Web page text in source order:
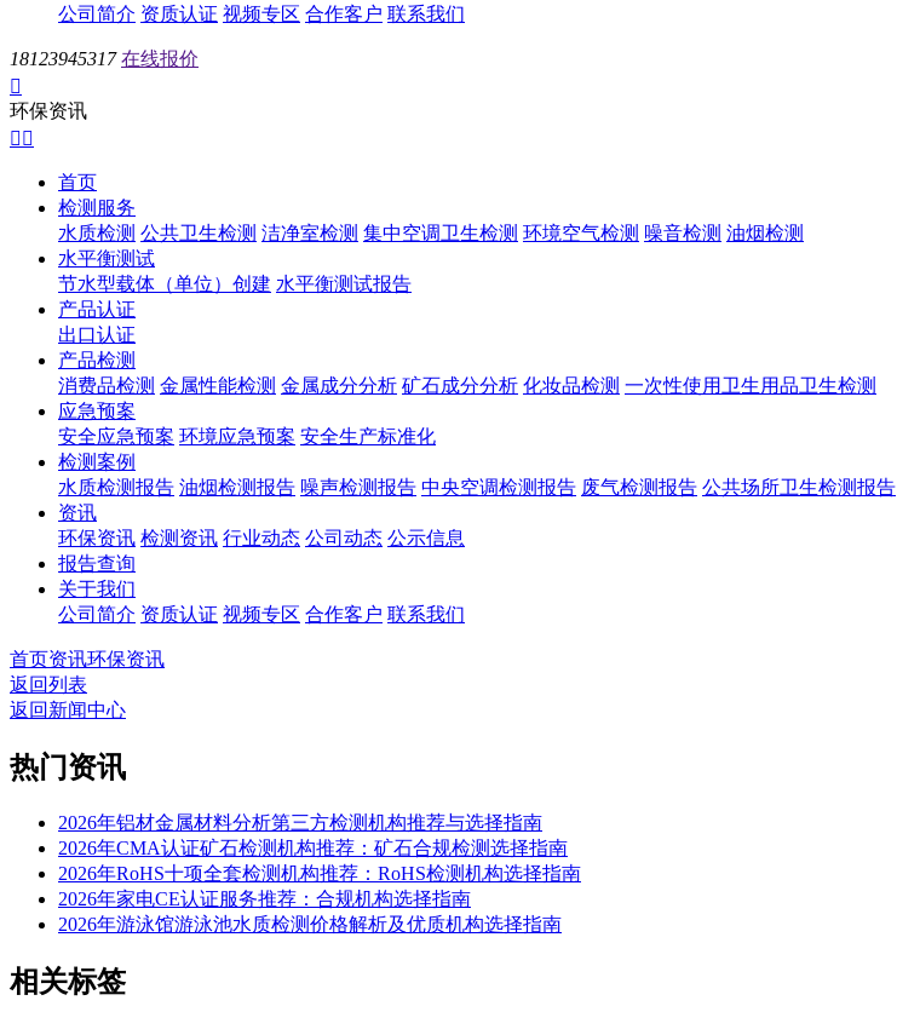
公司简介 资质认证 视频专区 合作客户 联系我们
18123945317 在线报价

环保资讯
 
首页
检测服务
水质检测 公共卫生检测 洁净室检测 集中空调卫生检测 环境空气检测 噪音检测 油烟检测
水平衡测试
节水型载体（单位）创建 水平衡测试报告
产品认证
出口认证
产品检测
消费品检测 金属性能检测 金属成分分析 矿石成分分析 化妆品检测 一次性使用卫生用品卫生检测
应急预案
安全应急预案 环境应急预案 安全生产标准化
检测案例
水质检测报告 油烟检测报告 噪声检测报告 中央空调检测报告 废气检测报告 公共场所卫生检测报告
资讯
环保资讯 检测资讯 行业动态 公司动态 公示信息
报告查询
关于我们
公司简介 资质认证 视频专区 合作客户 联系我们
首页资讯环保资讯
返回列表
返回新闻中心
热门资讯
2026年铝材金属材料分析第三方检测机构推荐与选择指南
2026年CMA认证矿石检测机构推荐：矿石合规检测选择指南
2026年RoHS十项全套检测机构推荐：RoHS检测机构选择指南
2026年家电CE认证服务推荐：合规机构选择指南
2026年游泳馆游泳池水质检测价格解析及优质机构选择指南
相关标签